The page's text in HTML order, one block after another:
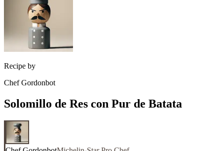
Recipe by
Chef Gordonbot
Solomillo de Res con Pur de Batata